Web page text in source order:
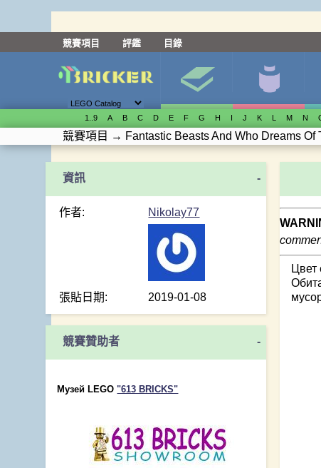
競賽項目 評鑑 目錄
1..9 A B C D E F G H I J K L M N
競賽項目 → Fantastic Beasts And Who Dreams Of
-
作者: Nikolay77
張貼日期: 2019-01-08
競賽贊助者 -
Музей LEGO"613 BRICKS"
Цвет